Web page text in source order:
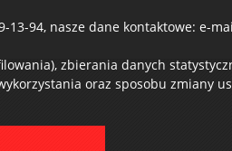
94, nasze dane kontaktowe: e-
zbierania danych
oraz sposobu zmiany